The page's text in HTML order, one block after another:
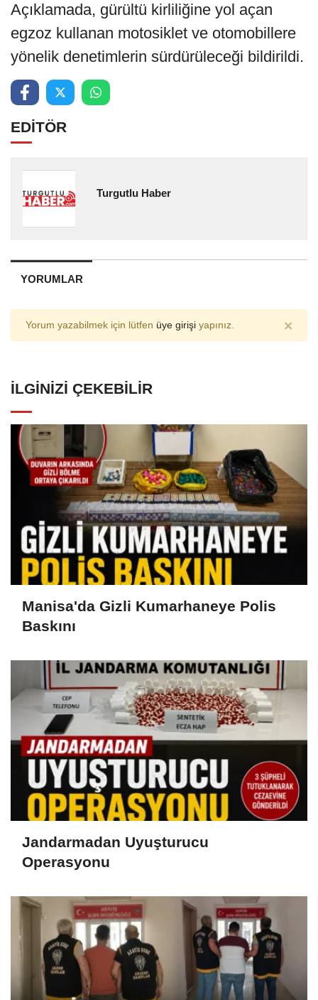
Açıklamada, gürültü kirliliğine yol açan
egzoz kullanan motosiklet ve otomobillere
yönelik denetimlerin sürdürüleceği bildirildi.
EDİTÖR
Turgutlu Haber
YORUMLAR
Yorum yazabilmek için lütfen üye girişi yapınız. ×
İLGINIZI ÇEKEBILIR
Manisa'da Gizli Kumarhaneye Polis
Baskını
Jandarmadan Uyuşturucu
Operasyonu